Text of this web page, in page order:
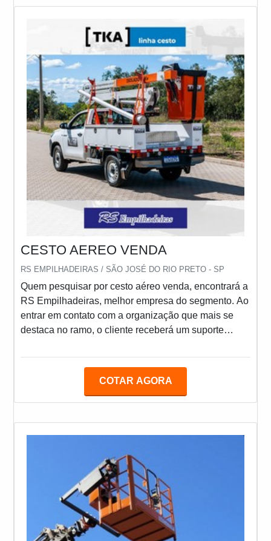
CESTO AEREO VENDA
RS EMPILHADEIRAS / SÃO JOSÉ DO RIO PRETO - SP
Quem pesquisar por cesto aéreo venda, encontrará a
RS Empilhadeiras, melhor empresa do segmento. Ao
entrar em contato com a organização que mais se
destaca no ramo, o cliente receberá um suporte
produto a ser adquirido.MAIS SOBRE CESTO
RS Empilhadeiras. Com grande expressão de
foco sobre cesto aéreo venda, deve-se ter a exatidão
em orçar com empresas que prezam por produtos e
serviços que tenham ótima qualidade e proteção,
detalhes primordiais que são deixados de lado por
muitas empresas que não focam na fidelização do
cliente.É importante lembrar que o produto deve
COTAR AGORA